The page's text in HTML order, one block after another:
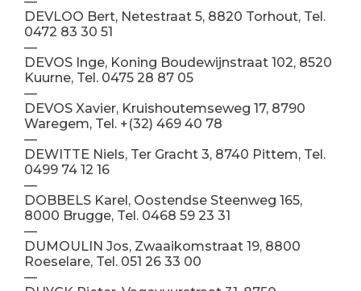
DEVLOO Bert, Netestraat 5, 8820 Torhout, Tel.
0472 83 30 51
—
DEVOS Inge, Koning Boudewijnstraat 102, 8520
Kuurne, Tel. 0475 28 87 05
—
DEVOS Xavier, Kruishoutemseweg 17, 8790
Waregem, Tel. +(32) 469 40 78
—
DEWITTE Niels, Ter Gracht 3, 8740 Pittem, Tel.
0499 74 12 16
—
DOBBELS Karel, Oostendse Steenweg 165,
8000 Brugge, Tel. 0468 59 23 31
—
DUMOULIN Jos, Zwaaikomstraat 19, 8800
Roeselare, Tel. 051 26 33 00
—